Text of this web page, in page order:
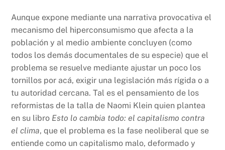
Aunque expone mediante una narrativa provocativa el
mecanismo del hiperconsumismo que afecta a la
población y al medio ambiente concluyen (como
todos los demás documentales de su especie) que el
problema se resuelve mediante ajustar un poco los
tornillos por acá, exigir una legislación más rígida o a
tu autoridad cercana. Tal es el pensamiento de los
reformistas de la talla de Naomi Klein quien plantea
en su libro Esto lo cambia todo: el capitalismo contra
el clima, que el problema es la fase neoliberal que se
entiende como un capitalismo malo, deformado y